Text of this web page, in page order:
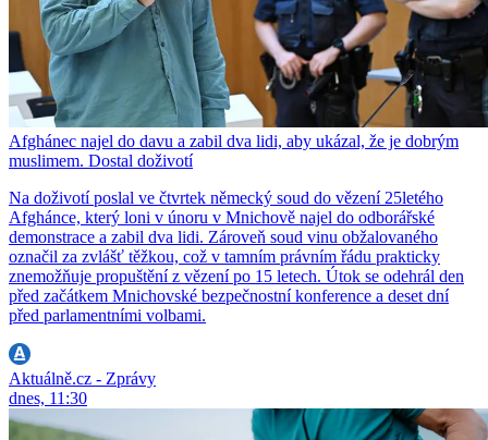
Afghánec najel do davu a zabil dva lidi, aby ukázal, že je dobrým
muslimem. Dostal doživotí
Na doživotí poslal ve čtvrtek německý soud do vězení 25letého
Afghánce, který loni v únoru v Mnichově najel do odborářské
demonstrace a zabil dva lidi. Zároveň soud vinu obžalovaného
označil za zvlášť těžkou, což v tamním právním řádu prakticky
znemožňuje propuštění z vězení po 15 letech. Útok se odehrál den
před začátkem Mnichovské bezpečnostní konference a deset dní
před parlamentními volbami.
Aktuálně.cz - Zprávy
dnes, 11:30